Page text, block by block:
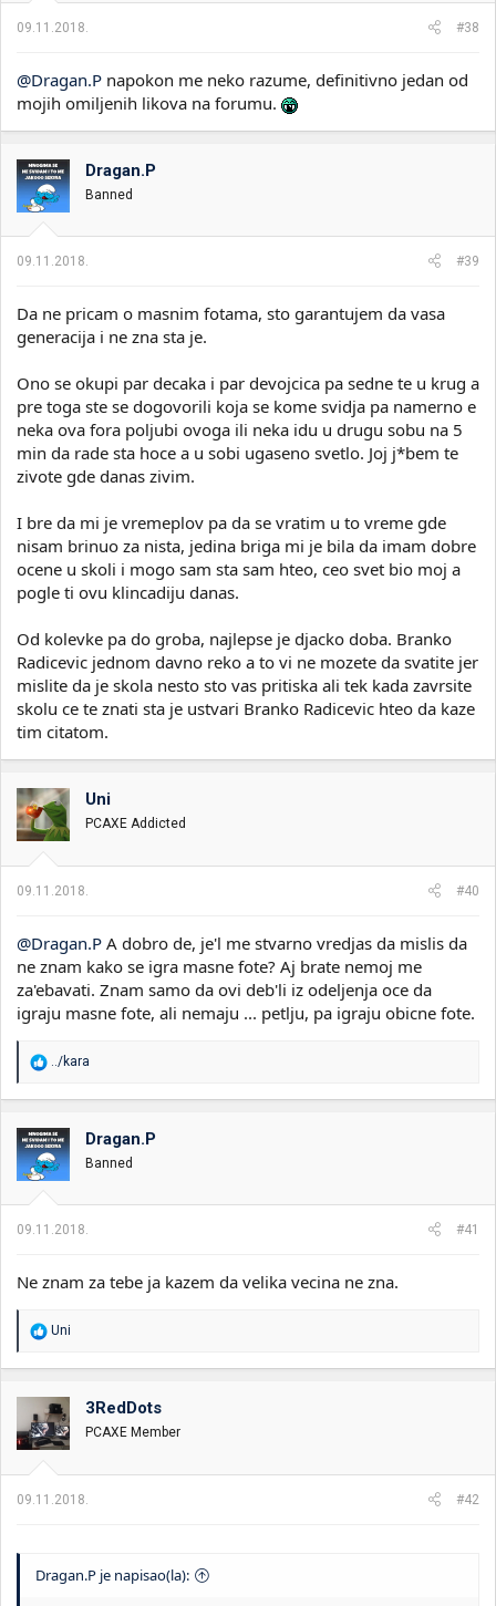
09.11.2018. #38
@Dragan.P napokon me neko razume, definitivno jedan od
mojih omiljenih likova na forumu.
Dragan.P
Banned
09.11.2018. #39
Da ne pricam o masnim fotama, sto garantujem da vasa
generacija i ne zna sta je.
Ono se okupi par decaka i par devojcica pa sedne te u krug a
pre toga ste se dogovorili koja se kome svidja pa namerno e
neka ova fora poljubi ovoga ili neka idu u drugu sobu na 5
min da rade sta hoce a u sobi ugaseno svetlo. Joj j*bem te
zivote gde danas zivim.
I bre da mi je vremeplov pa da se vratim u to vreme gde
nisam brinuo za nista, jedina briga mi je bila da imam dobre
ocene u skoli i mogo sam sta sam hteo, ceo svet bio moj a
pogle ti ovu klincadiju danas.
Od kolevke pa do groba, najlepse je djacko doba. Branko
Radicevic jednom davno reko a to vi ne mozete da svatite jer
mislite da je skola nesto sto vas pritiska ali tek kada zavrsite
skolu ce te znati sta je ustvari Branko Radicevic hteo da kaze
tim citatom.
Uni
PCAXE Addicted
09.11.2018. #40
@Dragan.P A dobro de, je'l me stvarno vredjas da mislis da
ne znam kako se igra masne fote? Aj brate nemoj me
za'ebavati. Znam samo da ovi deb'li iz odeljenja oce da
igraju masne fote, ali nemaju ... petlju, pa igraju obicne fote.
o
v
a
n
:
../kara
Dragan.P
Banned
09.11.2018. #41
Ne znam za tebe ja kazem da velika vecina ne zna.
R
a
o
v
a
n
:
Uni
3RedDots
PCAXE Member
09.11.2018. #42
Dragan.P je napisao(la):